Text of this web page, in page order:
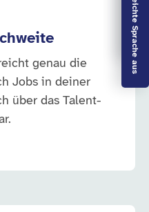
Leichte Sprache aus
genau die
Jobs in deiner
über das Talent-